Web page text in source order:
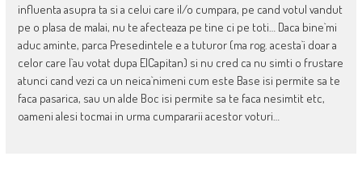
influenta asupra ta si a celui care il/o cumpara, pe cand votul vandut
pe o plasa de malai, nu te afecteaza pe tine ci pe toti… Daca bine`mi
aduc aminte, parca Presedintele e a tuturor (ma rog. acesta`i doar a
celor care l`au votat dupa ElCapitan) si nu cred ca nu simti o frustare
atunci cand vezi ca un neica`nimeni cum este Base isi permite sa te
faca pasarica, sau un alde Boc isi permite sa te faca nesimtit etc,
oameni alesi tocmai in urma cumpararii acestor voturi…